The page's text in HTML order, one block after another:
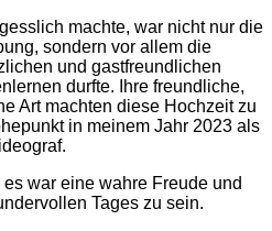
machte, war nicht nur die
sondern vor allem die
und gastfreundlichen
durfte. Ihre freundliche,
Art machten diese Hochzeit zu
in meinem Jahr 2023 als
war eine wahre Freude und
Tages zu sein.